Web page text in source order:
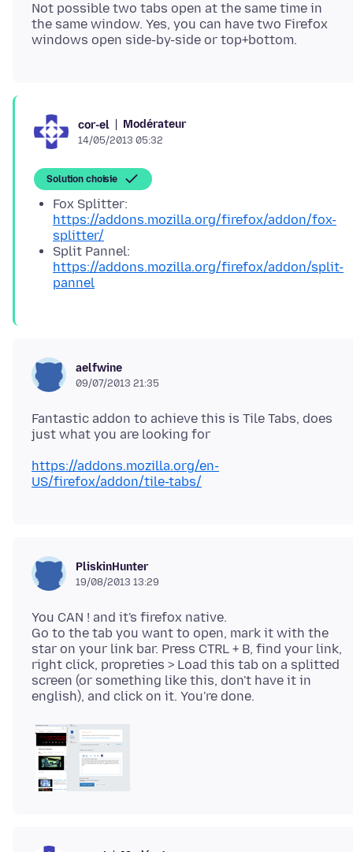
Not possible two tabs open at the same time in
the same window. Yes, you can have two Firefox
cor-el Modérateur
14/05/2013 05:32
Solution choisie
Fox Splitter:
https://addons.mozilla.org/firefox/addon/fox-
splitter/
Split Pannel:
https://addons.mozilla.org/firefox/addon/split-
pannel
aelfwine
09/07/2013 21:35
Fantastic addon to achieve this is Tile Tabs, does
https://addons.mozilla.org/en-
US/firefox/addon/tile-tabs/
PliskinHunter
19/08/2013 13:29
You CAN ! and it's firefox native.
Go to the tab you want to open, mark it with the
star on your link bar. Press CTRL + B, find your link,
right click, propreties > Load this tab on a splitted
screen (or something like this, don't have it in